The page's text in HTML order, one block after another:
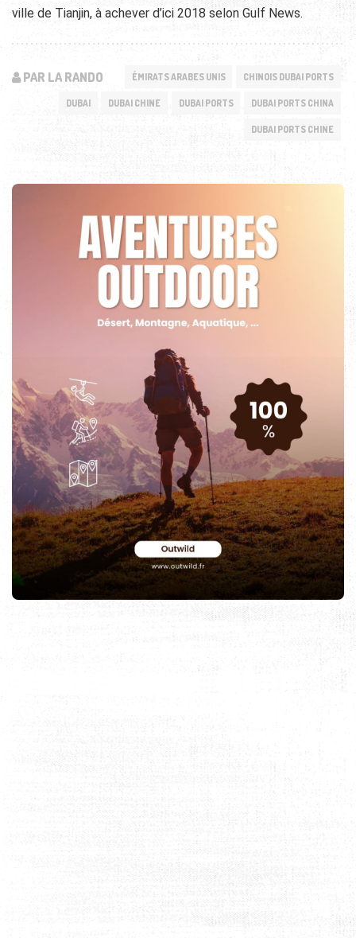
ville de Tianjin, à achever d’ici 2018 selon Gulf News.
PAR LA RANDO ÉMIRATS ARABES UNIS CHINOIS DUBAI PORTS
DUBAI DUBAI CHINE DUBAI PORTS DUBAI PORTS CHINA
DUBAI PORTS CHINE